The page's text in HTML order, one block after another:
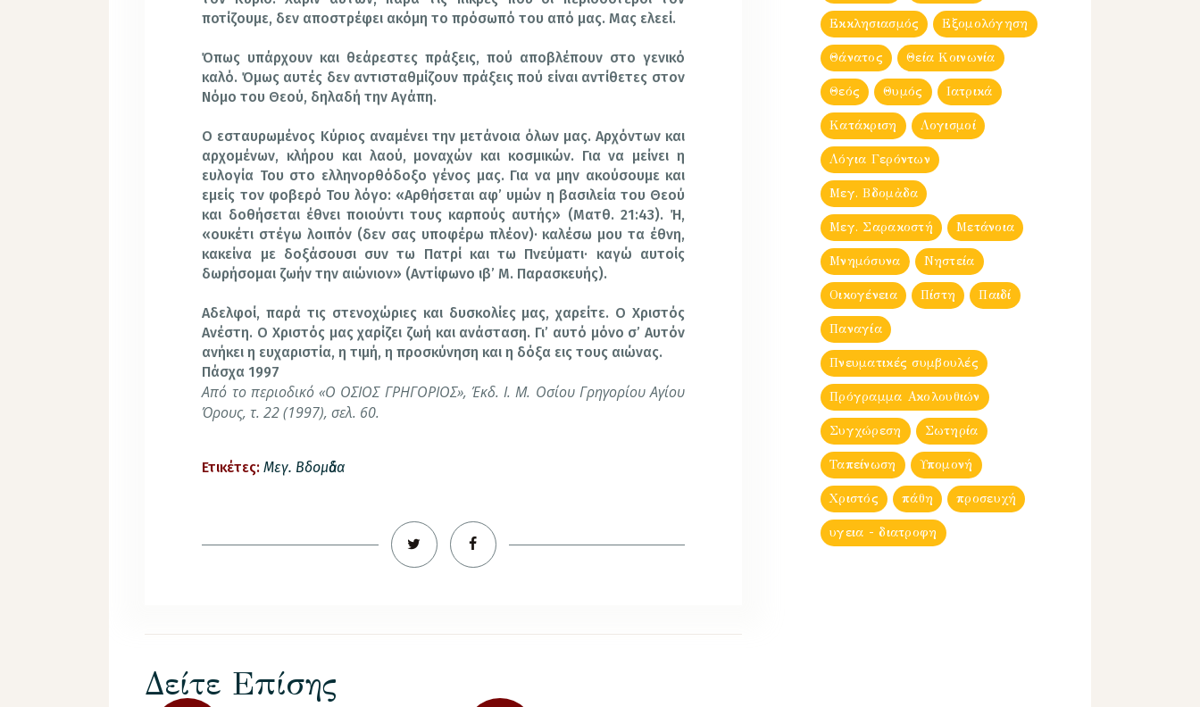
ποτίζουμε, δεν αποστρέφει ακόμη το πρόσωπό του από μας. Μας ελεεί.
Όπως υπάρχουν και θεάρεστες πράξεις, πού αποβλέπουν στο γενικό
καλό. Όμως αυτές δεν αντισταθμίζουν πράξεις πού είναι αντίθετες στον
Νόμο του Θεού, δηλαδή την Αγάπη.
Ο εσταυρωμένος Κύριος αναμένει την μετάνοια όλων μας. Αρχόντων και
αρχομένων, κλήρου και λαού, μοναχών και κοσμικών. Για να μείνει η
ευλογία Του στο ελληνορθόδοξο γένος μας. Για να μην ακούσουμε και
εμείς τον φοβερό Του λόγο: «Αρθήσεται αφ’ υμών η βασιλεία του Θεού
και δοθήσεται έθνει ποιούντι τους καρπούς αυτής» (Ματθ. 21:43). Ή,
«ουκέτι στέγω λοιπόν (δεν σας υποφέρω πλέον)· καλέσω μου τα έθνη,
κακείνα με δοξάσουσι συν τω Πατρί και τω Πνεύματι· καγώ αυτοίς
δωρήσομαι ζωήν την αιώνιον» (Αντίφωνο ιβ’ Μ. Παρασκευής).
Αδελφοί, παρά τις στενοχώριες και δυσκολίες μας, χαρείτε. Ο Χριστός
Ανέστη. Ο Χριστός μας χαρίζει ζωή και ανάσταση. Γι’ αυτό μόνο σ’ Αυτόν
ανήκει η ευχαριστία, η τιμή, η προσκύνηση και η δόξα εις τους αιώνας.
Πάσχα 1997
Από το περιοδικό «Ο ΟΣΙΟΣ ΓΡΗΓΟΡΙΟΣ», Έκδ. Ι. Μ. Οσίου Γρηγορίου Αγίου
Όρους, τ. 22 (1997), σελ. 60.
Ετικέτες: Μεγ. Βδομἀδα
Δείτε Επίσης
Εκκλησιασμός Εξομολόγηση
Θάνατος Θεία Κοινωνία
Θεός Θυμός Ιατρικά
Κατάκριση Λογισμοί
Λόγια Γερόντων
Μεγ. Βδομἀδα
Μεγ. Σαρακοστή Μετάνοια
Μνημόσυνα Νηστεία
Οικογένεια Πίστη Παιδί
Παναγία
Πνευματικές συμβουλές
Πρόγραμμα Ακολουθιών
Συγχώρεση Σωτηρία
Ταπείνωση Υπομονή
Χριστός πάθη προσευχή
υγεια - διατροφη